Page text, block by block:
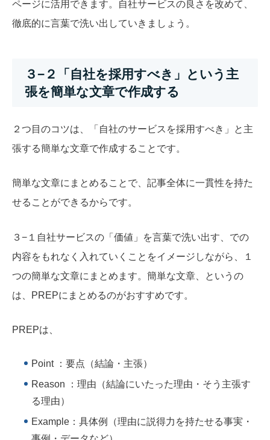
ページに活用できます。自社サービスの良さを改めて、
徹底的に言葉で洗い出していきましょう。
３−２「自社を採用すべき」という主
張を簡単な文章で作成する
２つ目のコツは、「自社のサービスを採用すべき」と主
張する簡単な文章で作成することです。
簡単な文章にまとめることで、記事全体に一貫性を持た
せることができるからです。
３−１自社サービスの「価値」を言葉で洗い出す、での
内容をもれなく入れていくことをイメージしながら、１
つの簡単な文章にまとめます。簡単な文章、というの
は、PREPにまとめるのがおすすめです。
PREPは、
Point ：要点（結論・主張）
Reason ：理由（結論にいたった理由・そう主張す
る理由）
Example：具体例（理由に説得力を持たせる事実・